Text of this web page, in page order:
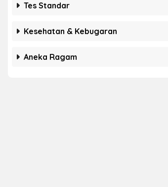
Tes Standar
Kesehatan & Kebugaran
Aneka Ragam